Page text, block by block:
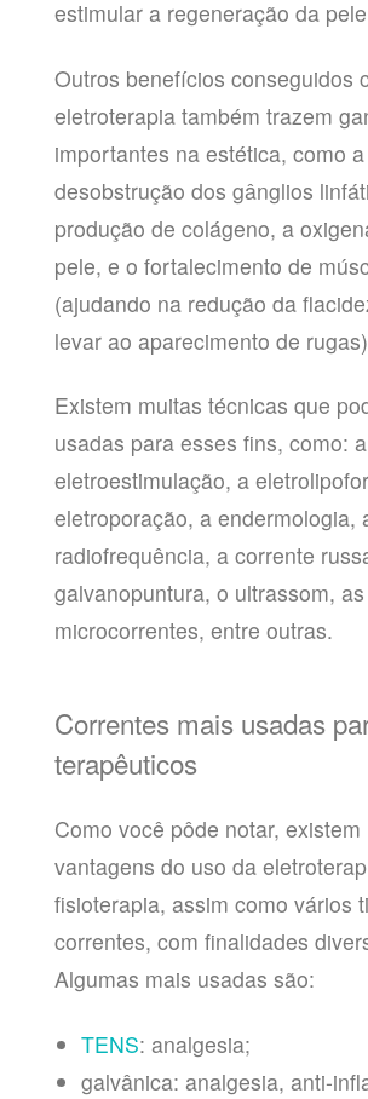
estimular a regeneração da
Outros benefícios conseguidos
eletroterapia também trazem
importantes na estética, como a
desobstrução dos gânglios
produção de colágeno, a
pele, e o fortalecimento de
(ajudando na redução da
levar ao aparecimento de
Existem muitas técnicas que
usadas para esses fins, como: a
eletroestimulação, a
eletroporação, a endermologia,
radiofrequência, a corrente
galvanopuntura, o ultrassom, as
microcorrentes, entre outras.
Correntes mais usadas
terapêuticos
Como você pôde notar, existem
vantagens do uso da
fisioterapia, assim como vários
correntes, com finalidades
Algumas mais usadas são:
TENS: analgesia;
galvânica: analgesia, anti-